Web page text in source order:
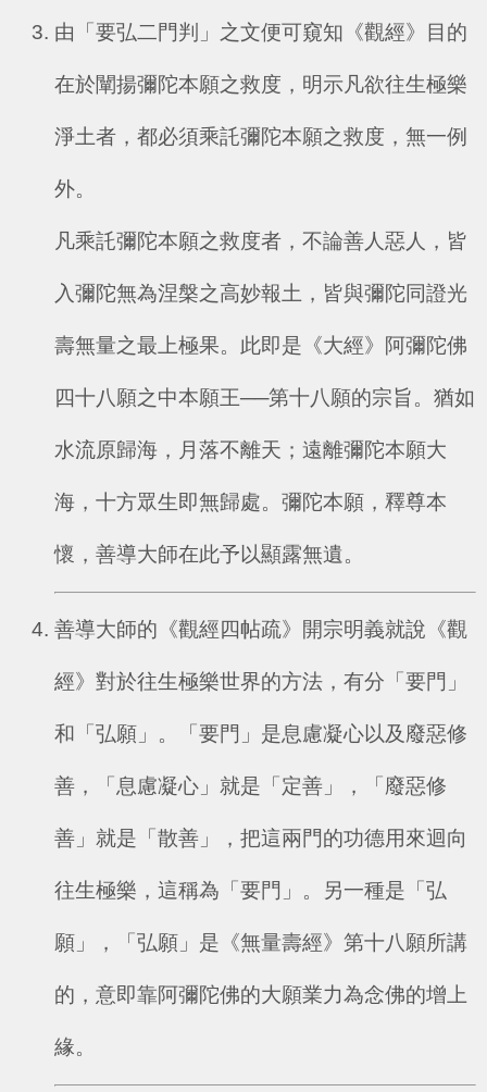
由「要弘二門判」之文便可窺知《觀經》目的
在於闡揚彌陀本願之救度，明示凡欲往生極樂
淨土者，都必須乘託彌陀本願之救度，無一例
外。
凡乘託彌陀本願之救度者，不論善人惡人，皆
入彌陀無為涅槃之高妙報土，皆與彌陀同證光
壽無量之最上極果。此即是《大經》阿彌陀佛
四十八願之中本願王──第十八願的宗旨。猶如
水流原歸海，月落不離天；遠離彌陀本願大
海，十方眾生即無歸處。彌陀本願，釋尊本
懷，善導大師在此予以顯露無遺。
善導大師的《觀經四帖疏》開宗明義就說《觀
經》對於往生極樂世界的方法，有分「要門」
和「弘願」。「要門」是息慮凝心以及廢惡修
善，「息慮凝心」就是「定善」，「廢惡修
善」就是「散善」，把這兩門的功德用來迴向
往生極樂，這稱為「要門」。另一種是「弘
願」，「弘願」是《無量壽經》第十八願所講
的，意即靠阿彌陀佛的大願業力為念佛的增上
緣。